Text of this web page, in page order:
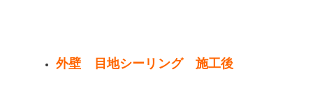
外壁 目地シーリング 施工後